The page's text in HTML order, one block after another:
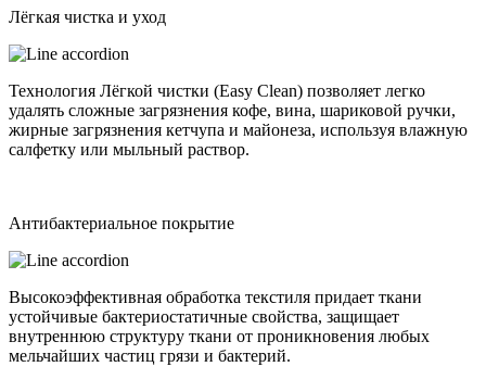
Лёгкая чистка и уход
Технология Лёгкой чистки (Easy Clean) позволяет легко
удалять сложные загрязнения кофе, вина, шариковой ручки,
жирные загрязнения кетчупа и майонеза, используя влажную
салфетку или мыльный раствор.
Антибактериальное покрытие
Высокоэффективная обработка текстиля придает ткани
устойчивые бактериостатичные свойства, защищает
внутреннюю структуру ткани от проникновения любых
мельчайших частиц грязи и бактерий.